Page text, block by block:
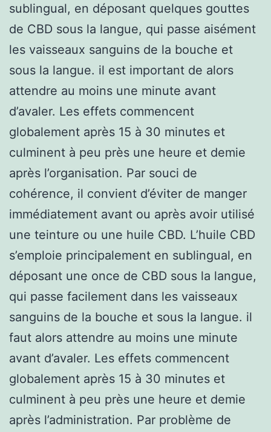
sublingual, en déposant quelques gouttes
de CBD sous la langue, qui passe aisément
les vaisseaux sanguins de la bouche et
sous la langue. il est important de alors
attendre au moins une minute avant
d’avaler. Les effets commencent
globalement après 15 à 30 minutes et
culminent à peu près une heure et demie
après l’organisation. Par souci de
cohérence, il convient d’éviter de manger
immédiatement avant ou après avoir utilisé
une teinture ou une huile CBD. L’huile CBD
s’emploie principalement en sublingual, en
déposant une once de CBD sous la langue,
qui passe facilement dans les vaisseaux
sanguins de la bouche et sous la langue. il
faut alors attendre au moins une minute
avant d’avaler. Les effets commencent
globalement après 15 à 30 minutes et
culminent à peu près une heure et demie
après l’administration. Par problème de